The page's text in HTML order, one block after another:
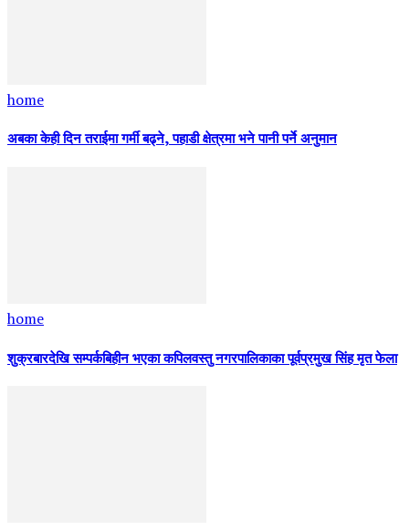
home
अबका केही दिन तराईमा गर्मी बढ्ने, पहाडी क्षेत्रमा भने पानी पर्ने अनुमान
home
शुक्रबारदेखि सम्पर्कबिहीन भएका कपिलवस्तु नगरपालिकाका पूर्वप्रमुख सिंह मृत फेला